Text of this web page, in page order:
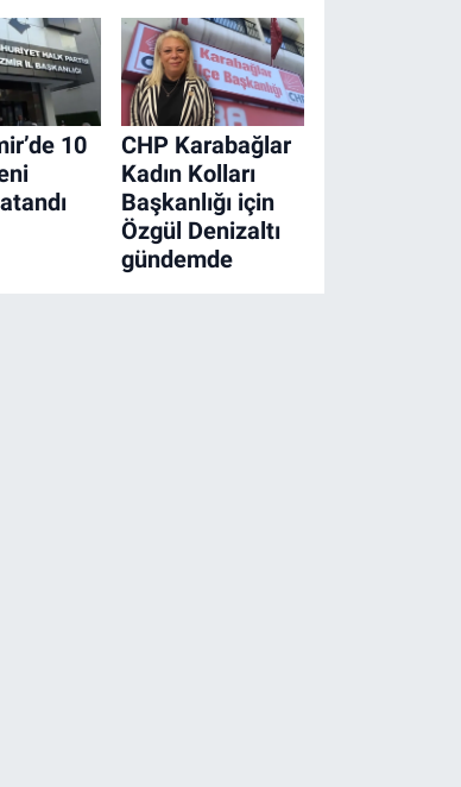
10
CHP Karabağlar
Kadın Kolları
Başkanlığı için
Özgül Denizaltı
gündemde